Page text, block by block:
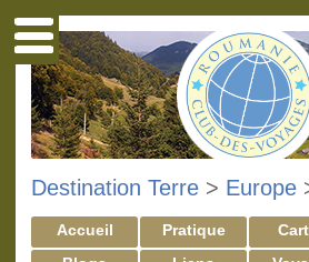
Destination Terre > Europe
Accueil Pratique